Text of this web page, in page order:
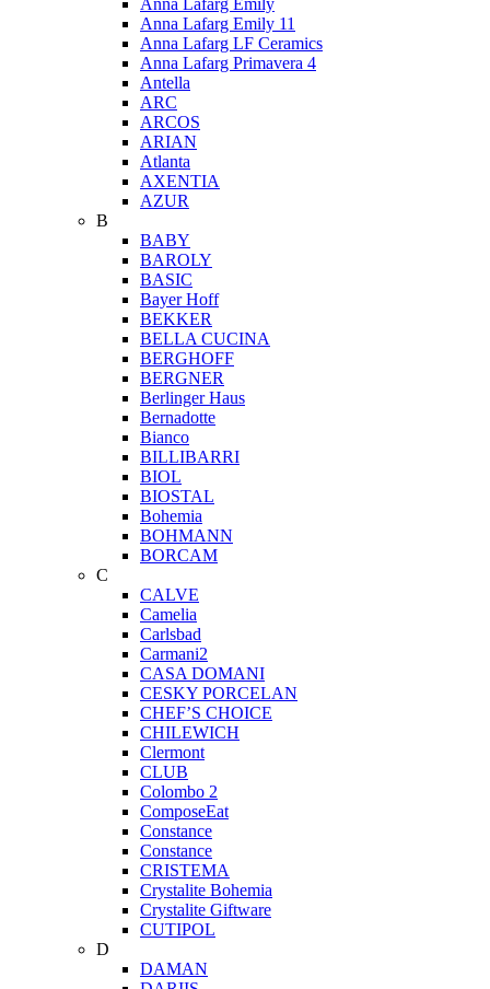
Anna Lafarg Emily
Anna Lafarg Emily 11
Anna Lafarg LF Ceramics
Anna Lafarg Primavera 4
Antella
ARC
ARCOS
ARIAN
Atlanta
AXENTIA
AZUR
B
BABY
BAROLY
BASIC
Bayer Hoff
BEKKER
BELLA CUCINA
BERGHOFF
BERGNER
Berlinger Haus
Bernadotte
Bianco
BILLIBARRI
BIOL
BIOSTAL
Bohemia
BOHMANN
BORCAM
C
CALVE
Camelia
Carlsbad
Carmani2
CASA DOMANI
CESKY PORCELAN
CHEF’S CHOICE
CHILEWICH
Clermont
CLUB
Colombo 2
ComposeEat
Constance
Constance
CRISTEMA
Crystalite Bohemia
Crystalite Giftware
CUTIPOL
D
DAMAN